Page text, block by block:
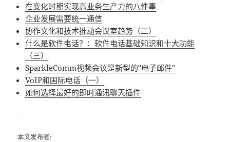
在变化时期实现高业务生产力的八件事
企业发展需要统一通信
协作文化和技术推动会议室趋势（二）
什么是软件电话？：软件电话基础知识和十大功能
（三）
SparkleComm视频会议是新型的"电子邮件"
VoIP和国际电话（一）
如何选择最好的即时通讯聊天插件
本文发布者: